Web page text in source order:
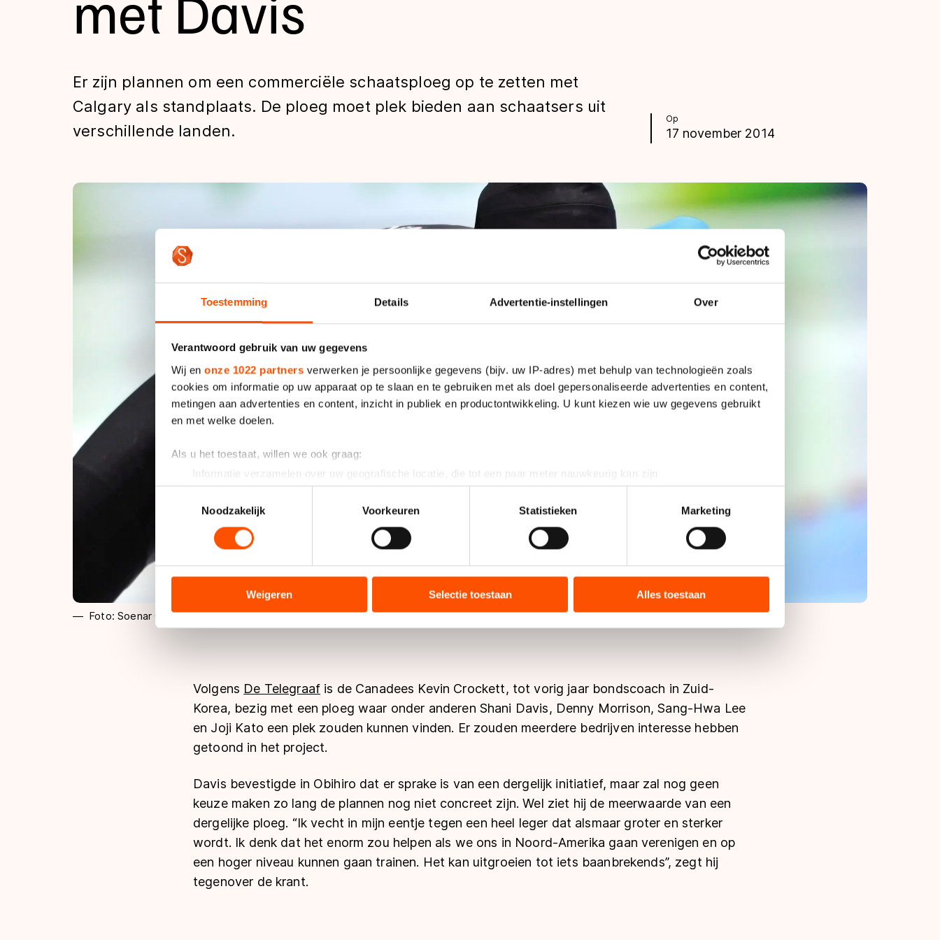
Toestemming Details Advertentie-instellingen Over
Verantwoord gebruik van uw gegevens
Wij en onze 1022 partners verwerken je persoonlijke gegevens (bijv. uw IP-adres) met behulp van technologieën zoals
cookies om informatie op uw apparaat op te slaan en te gebruiken met als doel gepersonaliseerde advertenties en content,
metingen aan advertenties en content, inzicht in publiek en productontwikkeling. U kunt kiezen wie uw gegevens gebruikt
en met welke doelen.
Als u het toestaat, willen we ook graag:
Informatie verzamelen over uw geografische locatie, die tot een paar meter nauwkeurig kan zijn
Uw apparaat identificeren door het actief te scannen op specifieke eigenschappen (fingerprinting)
Lees meer over hoe uw persoonlijke gegevens worden verwerkt en stel uw voorkeuren in het
detailgedeeltein. U kunt uw
toestemming op elk moment wijzigen of intrekken in de Cookieverklaring.
analyseren. We delen informatie over uw gebruik van onze site met onze partners voor social media, advertenties en
analyse. Zij kunnen deze combineren met andere gegevens die u aan hen heeft verstrekt of die zij hebben verzameld via
hun services. Sommige partners kunnen gegevens doorgeven aan landen buiten de EU, zoals de VS, waar mogelijk geen
adequaat beschermingsniveau geldt volgens de GDPR. Door op ‘Toestaan’ te klikken, stemt u in met deze overdracht.
Noodzakelijk
Voorkeuren Statistieken Marketing
Weigeren Selectie toestaan Alles toestaan
Tijden & historie
De weg op
Schaatsfans
Olympische Spelen
Op
17 november 2014
Er zijn plannen om een commerciële schaatsploeg op te zetten met
Calgary als standplaats. De ploeg moet plek bieden aan schaatsers uit
verschillende landen.
Foto: Soenar Chamid
Volgens De Telegraaf is de Canadees Kevin Crockett, tot vorig jaar bondscoach in Zuid-
Korea, bezig met een ploeg waar onder anderen Shani Davis, Denny Morrison, Sang-Hwa Lee
en Joji Kato een plek zouden kunnen vinden. Er zouden meerdere bedrijven interesse hebben
getoond in het project.
Davis bevestigde in Obihiro dat er sprake is van een dergelijk initiatief, maar zal nog geen
keuze maken zo lang de plannen nog niet concreet zijn. Wel ziet hij de meerwaarde van een
dergelijke ploeg. “Ik vecht in mijn eentje tegen een heel leger dat alsmaar groter en sterker
wordt. Ik denk dat het enorm zou helpen als we ons in Noord-Amerika gaan verenigen en op
een hoger niveau kunnen gaan trainen. Het kan uitgroeien tot iets baanbrekends”, zegt hij
tegenover de krant.